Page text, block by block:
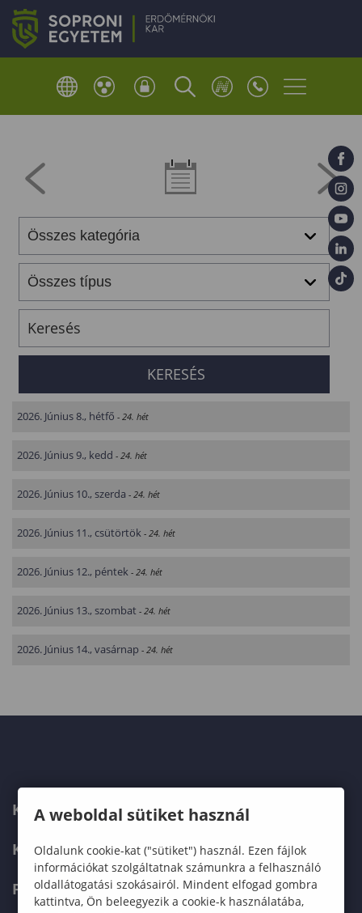
2026. Június 8., hétfő - 24. hét
2026. Június 9., kedd - 24. hét
2026. Június 10., szerda - 24. hét
2026. Június 11., csütörtök - 24. hét
2026. Június 12., péntek - 24. hét
2026. Június 13., szombat - 24. hét
2026. Június 14., vasárnap - 24. hét
KARUNK
KÉPZÉSEK
FELVÉTELIZŐKNEK
A weboldal sütiket használ
Oldalunk cookie-kat ("sütiket") használ. Ezen fájlok
információkat szolgáltatnak számunkra a felhasználó
oldallátogatási szokásairól. Mindent elfogad gombra
kattintva, Ön beleegyezik a cookie-k használatába,